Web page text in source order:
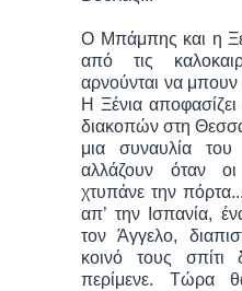
Ο Μπάμπης και η
από τις
αρνούνται να μπουν
Η Ξένια
διακοπών στη
μια συναυλία
αλλάζουν όταν
χτυπάνε την
απ’ την Ισπανία,
τον Άγγελο,
κοινό τους σπίτι
περίμενε. Τώρα